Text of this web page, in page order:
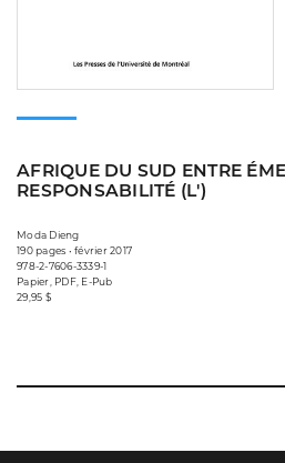
AFRIQUE DU SUD ENTRE
RESPONSABILITÉ (L')
Moda Dieng
190 pages • février 2017
978-2-7606-3339-1
Papier, PDF, E-Pub
29,95 $